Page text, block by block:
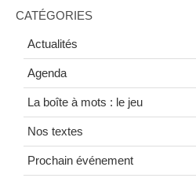
CATÉGORIES
Actualités
Agenda
La boîte à mots : le jeu
Nos textes
Prochain événement